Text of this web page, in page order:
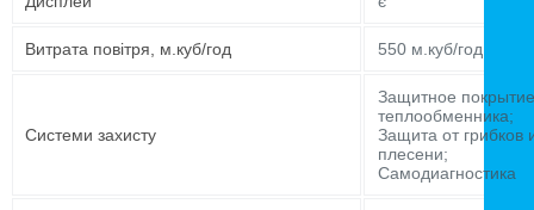
Витрата повітря, м.куб/год 550 м.куб/год
Системи захисту
Защитное покрытие
теплообменника;
Защита от грибков
плесени;
Самодиагностика